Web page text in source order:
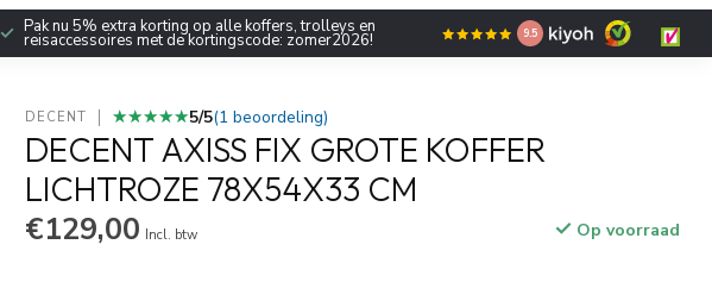
Pak nu 5% extra korting op alle koffers, trolleys en
reisaccessoires met de kortingscode: zomer2026! 9.5
DECENT ★★★★★
★★★★★5/5(1 beoordeling)
DECENT AXISS FIX GROTE KOFFER
LICHTROZE 78X54X33 CM
€129,00 Incl. btw Op voorraad